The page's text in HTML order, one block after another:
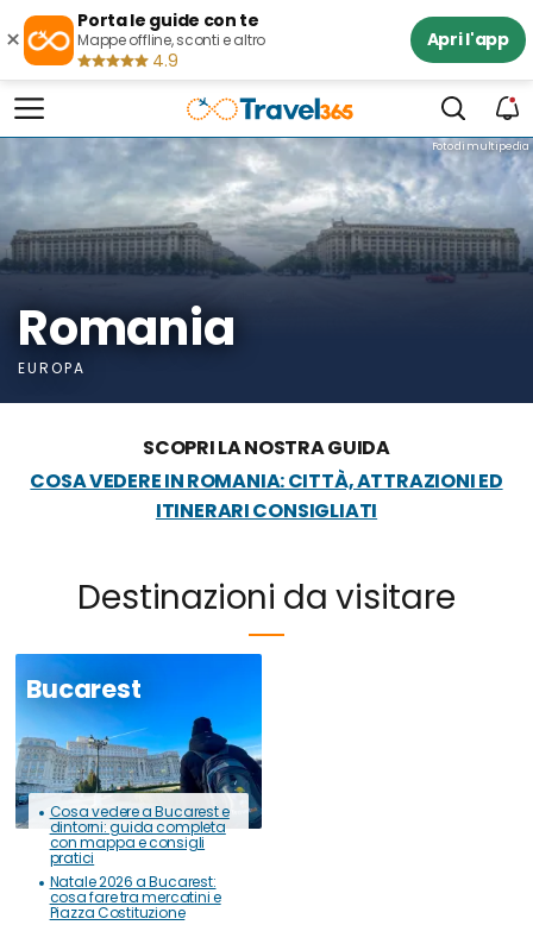
×
Porta le guide con te
Mappe offline, sconti e altro
4.9
Apri l'app
Foto di multipedia
Romania
EUROPA
SCOPRI LA NOSTRA GUIDA
COSA VEDERE IN ROMANIA: CITTÀ, ATTRAZIONI ED
ITINERARI CONSIGLIATI
Destinazioni da visitare
Bucarest
Cosa vedere a Bucarest e
dintorni: guida completa
con mappa e consigli
pratici
Natale 2026 a Bucarest:
cosa fare tra mercatini e
Piazza Costituzione